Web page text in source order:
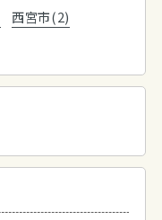
西宮市(2)